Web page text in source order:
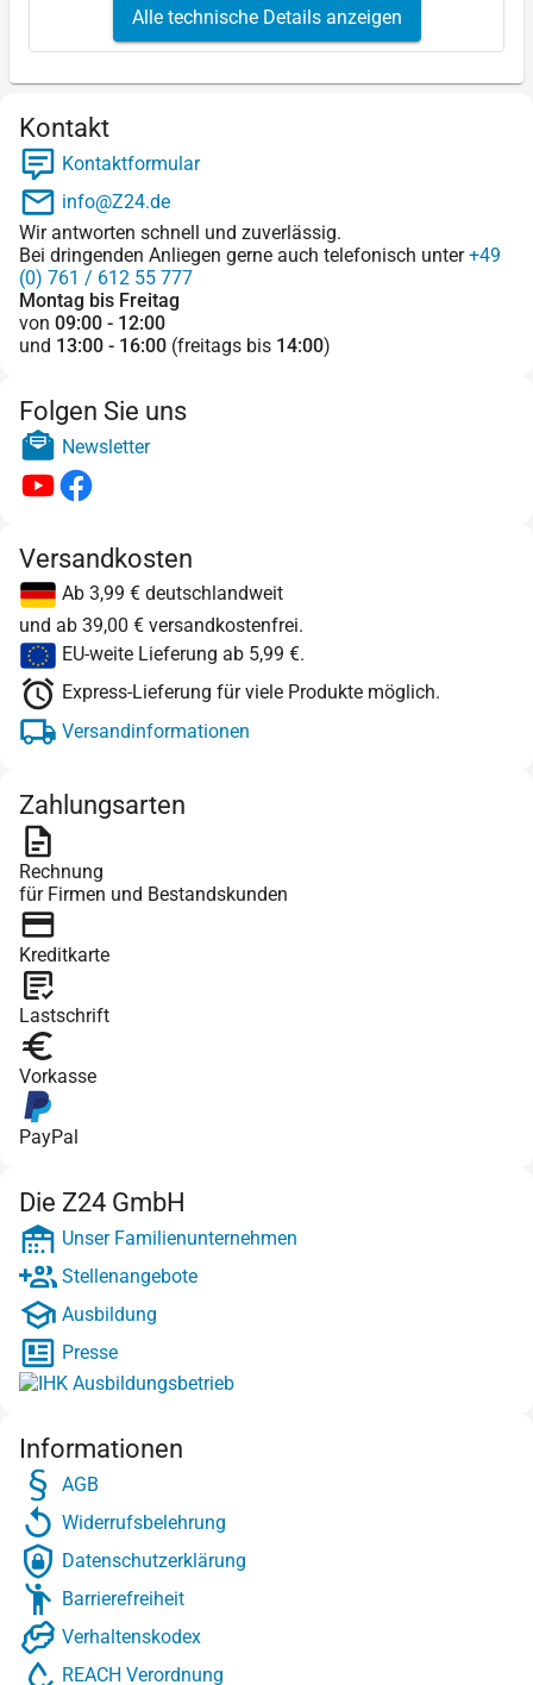
Alle technische Details anzeigen
Kontakt
Kontaktformular
info@Z24.de
Wir antworten schnell und zuverlässig.
Bei dringenden Anliegen gerne auch telefonisch unter+49
(0) 761 / 612 55 777
Montag bis Freitag
von 09:00 - 12:00
und 13:00 - 16:00 (freitags bis 14:00)
Folgen Sie uns
Newsletter
Versandkosten
Ab 3,99 € deutschlandweit
und ab 39,00 € versandkostenfrei.
EU-weite Lieferung ab 5,99 €.
Express-Lieferung für viele Produkte möglich.
Versandinformationen
Zahlungsarten
Rechnung
für Firmen und Bestandskunden
Kreditkarte
Lastschrift
Vorkasse
PayPal
Die Z24 GmbH
Unser Familienunternehmen
Stellenangebote
Ausbildung
Presse
Informationen
AGB
Widerrufsbelehrung
Datenschutzerklärung
Barrierefreiheit
Verhaltenskodex
REACH Verordnung